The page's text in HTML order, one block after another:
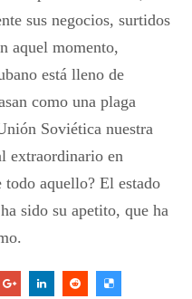
sus negocios, surtidos
aquel momento,
está lleno de
como una plaga
Soviética nuestra
extraordinario en
todo aquello? El estado
sido su apetito, que ha